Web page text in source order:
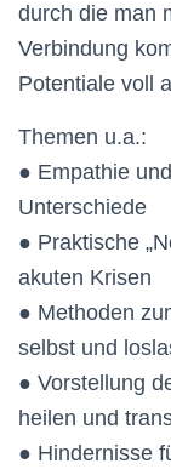
durch die man
Verbindung
Potentiale voll
Themen u.a.:
● Empathie
Unterschiede
● Praktische
akuten Krisen
● Methoden
selbst und
● Vorstellung
heilen und
● Hindernisse